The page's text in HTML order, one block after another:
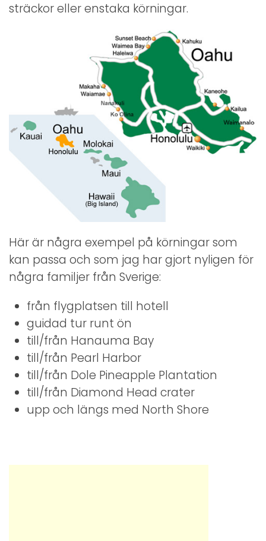
sträckor eller enstaka körningar.
Här är några exempel på körningar som
kan passa och som jag har gjort nyligen för
några familjer från Sverige:
från flygplatsen till hotell
guidad tur runt ön
till/från Hanauma Bay
till/från Pearl Harbor
till/från Dole Pineapple Plantation
till/från Diamond Head crater
upp och längs med North Shore